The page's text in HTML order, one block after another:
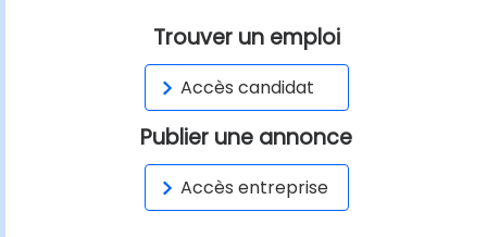
Trouver un emploi
Accès candidat
Publier une annonce
Accès entreprise